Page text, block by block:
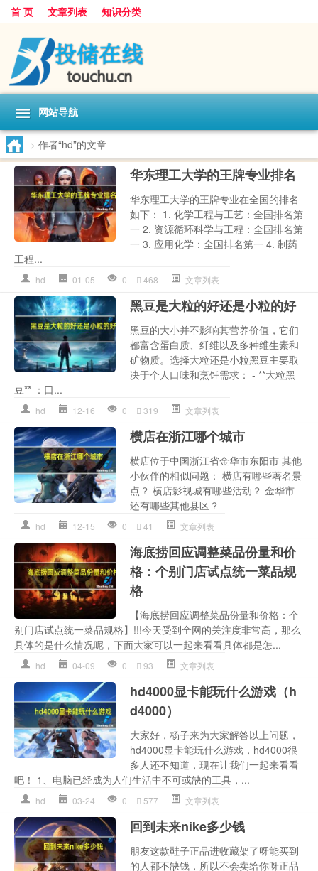
首 页 文章列表 知识分类
网站导航
> 作者“hd”的文章
华东理工大学的王牌专业排名
华东理工大学的王牌专业在全国的排名
如下： 1. 化学工程与工艺：全国排名第
一 2. 资源循环科学与工程：全国排名第
一 3. 应用化学：全国排名第一 4. 制药
工程...
hd 01-05 0 468 文章列表
黑豆是大粒的好还是小粒的好
黑豆的大小并不影响其营养价值，它们
都富含蛋白质、纤维以及多种维生素和
矿物质。选择大粒还是小粒黑豆主要取
决于个人口味和烹饪需求： - **大粒黑
豆** ：口...
hd 12-16 0 319 文章列表
横店在浙江哪个城市
横店位于中国浙江省金华市东阳市 其他
小伙伴的相似问题： 横店有哪些著名景
点？ 横店影视城有哪些活动？ 金华市
还有哪些其他县区？
hd 12-15 0 41 文章列表
海底捞回应调整菜品份量和价
格：个别门店试点统一菜品规
格
【海底捞回应调整菜品份量和价格：个
别门店试点统一菜品规格】!!!今天受到全网的关注度非常高，那么
具体的是什么情况呢，下面大家可以一起来看看具体都是怎...
hd 04-09 0 93 文章列表
hd4000显卡能玩什么游戏（h
d4000）
大家好，杨子来为大家解答以上问题，
hd4000显卡能玩什么游戏，hd4000很
多人还不知道，现在让我们一起来看看
吧！ 1、电脑已经成为人们生活中不可或缺的工具，...
hd 03-24 0 577 文章列表
回到未来nike多少钱
朋友这款鞋子正品进收藏架了呀能买到
的人都不缺钱，所以不会卖给你呀正品